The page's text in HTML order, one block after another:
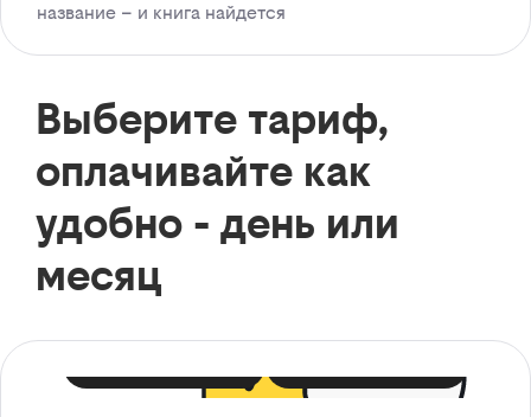
название – и книга найдется
Выберите тариф,
оплачивайте как
удобно - день или
месяц